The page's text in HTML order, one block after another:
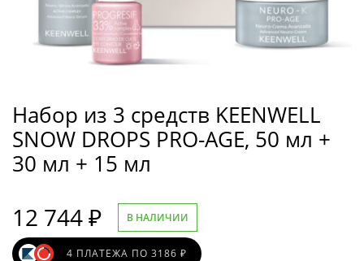
Набор из 3 средств KEENWELL
SNOW DROPS PRO-AGE, 50 мл +
30 мл + 15 мл
12 744₽ В НАЛИЧИИ
4 ПЛАТЕЖА ПО 3186 ₽